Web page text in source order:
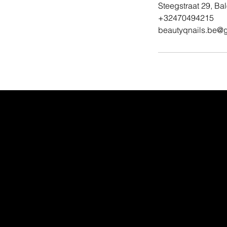
Steegstraat 29,
+32470494215